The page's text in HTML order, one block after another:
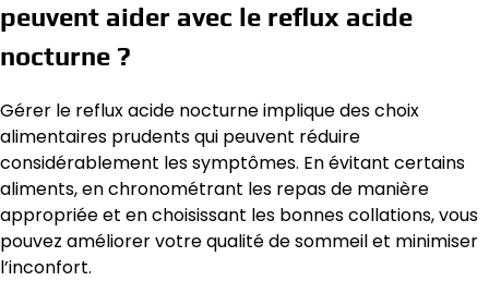
peuvent aider avec le reflux acide
nocturne ?
Gérer le reflux acide nocturne implique des choix
alimentaires prudents qui peuvent réduire
considérablement les symptômes. En évitant certains
aliments, en chronométrant les repas de manière
appropriée et en choisissant les bonnes collations, vous
pouvez améliorer votre qualité de sommeil et minimiser
l’inconfort.